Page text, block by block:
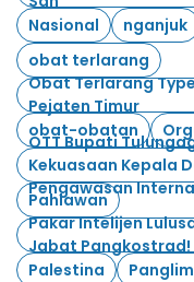
Nasional
nganjuk
obat terlarang
Obat Terlarang
Pejaten Timur
obat-obatan
OTT Bupati
Kekuasaan Kepala
Pengawasan
Pahlawan
Pakar Intelijen
Jabat Pangkostrad!
Palestina